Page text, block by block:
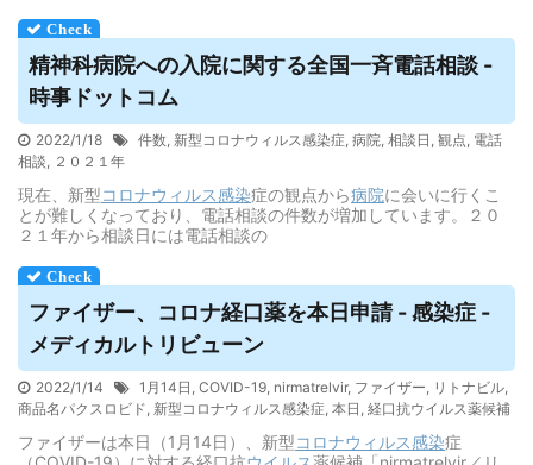
精神科病院への入院に関する全国一斉電話相談 -
時事ドットコム
2022/1/18 件数, 新型コロナウィルス感染症, 病院, 相談日 , 観点, 電話
相談, ２０２１年
現在、新型コロナウィルス感染症の観点から病院に会いに行くこ
とが難しくなっており、電話相談の件数が増加しています。２０
２１年から相談日には電話相談の
ファイザー、コロナ経口薬を本日申請 - 感染症 -
メディカルトリビューン
2022/1/14 1月14日 , COVID-19, nirmatrelvir, ファイザー, リトナビル,
商品名パクスロビド, 新型コロナウィルス感染症, 本日 , 経口抗ウイルス薬候補
ファイザーは本日（1月14日）、新型コロナウィルス感染症